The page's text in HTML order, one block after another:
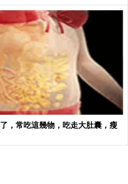
，常吃這幾物，吃走大肚囊，瘦